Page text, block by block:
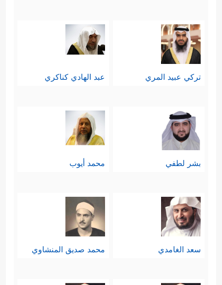
تركي عبيد المري عبد الهادي كناكري
بشر لطفي محمد أيوب
سعد الغامدي محمد صديق المنشاوي